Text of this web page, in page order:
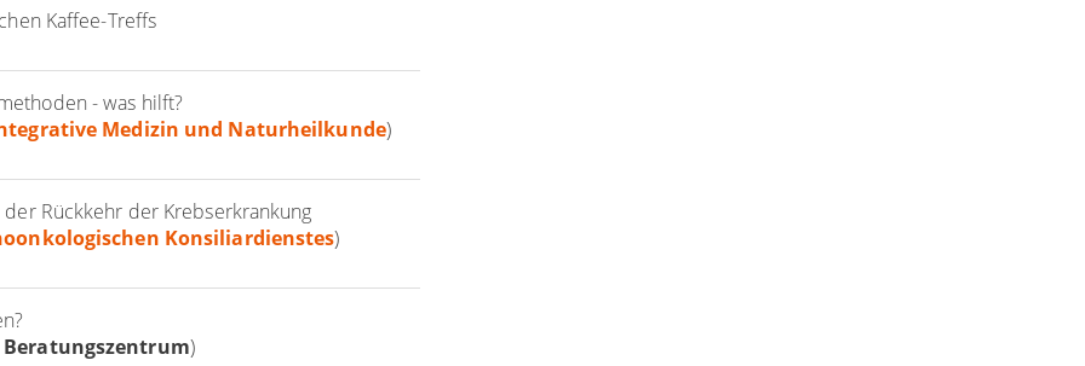
Kaffee-Treffs
- was hilft?
Medizin und Naturheilkunde)
Rückkehr der Krebserkrankung
Konsiliardienstes)
)